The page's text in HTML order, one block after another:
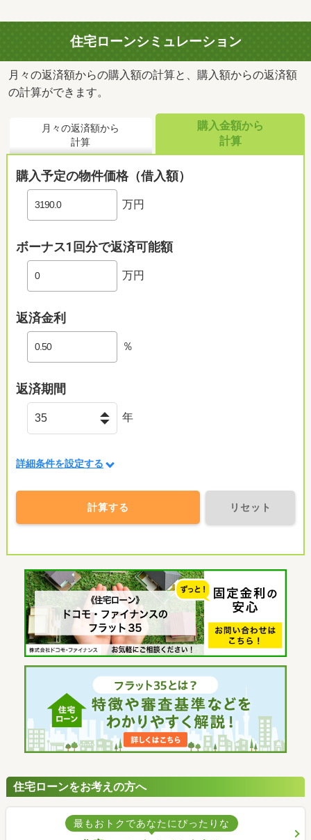
住宅ローンシミュレーション
月々の返済額からの購入額の計算と、購入額からの返済額
の計算ができます。
月々の返済額から
計算
購入金額から
計算
購入予定の物件価格（借入額）
万円
ボーナス1回分で返済可能額
万円
返済金利
％
返済期間
年
詳細条件を設定する
計算する リセット
住宅ローンをお考えの方へ
最もおトクであなたにぴったりな